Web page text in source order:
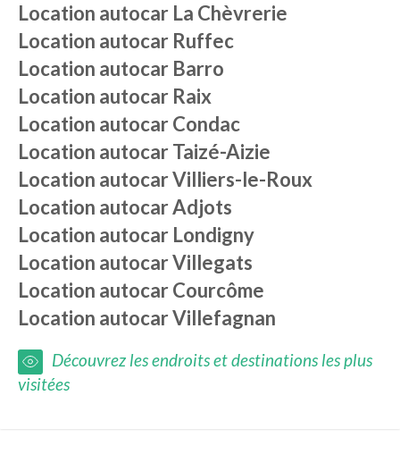
Location autocar La Chèvrerie
Location autocar Ruffec
Location autocar Barro
Location autocar Raix
Location autocarCondac
Location autocarTaizé-Aizie
Location autocarVilliers-le-Roux
Location autocarAdjots
Location autocar Londigny
Location autocarVillegats
Location autocarCourcôme
Location autocarVillefagnan
Découvrez les endroits et destinations les plus
visitées